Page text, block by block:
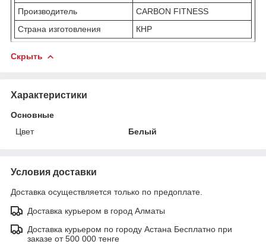
Производитель
CARBON FITNESS
Страна изготовления
КНР
Скрыть
Характеристики
Основные
Цвет
Белый
Условия доставки
Доставка осуществляется только по предоплате.
Доставка курьером в город Алматы
Доставка курьером по городу Астана Бесплатно при
заказе от 500 000 тенге